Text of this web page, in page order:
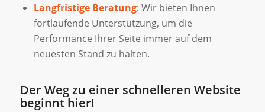
Langfristige Beratung: Wir bieten Ihnen
fortlaufende Unterstützung, um die
Performance Ihrer Seite immer auf dem
neuesten Stand zu halten.
Der Weg zu einer schnelleren Website
beginnt hier!